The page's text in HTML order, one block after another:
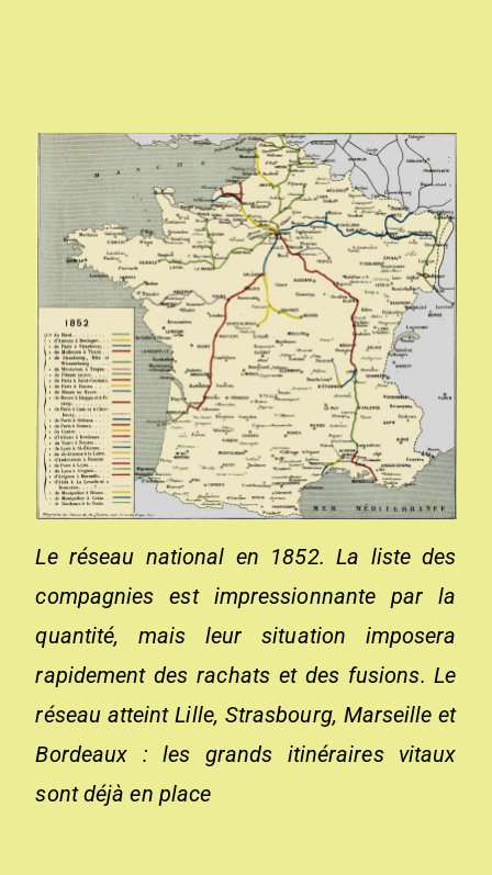
Le réseau national en 1852. La liste des
compagnies est impressionnante par la
quantité, mais leur situation imposera
rapidement des rachats et des fusions. Le
réseau atteint Lille, Strasbourg, Marseille et
Bordeaux : les grands itinéraires vitaux
sont déjà en place